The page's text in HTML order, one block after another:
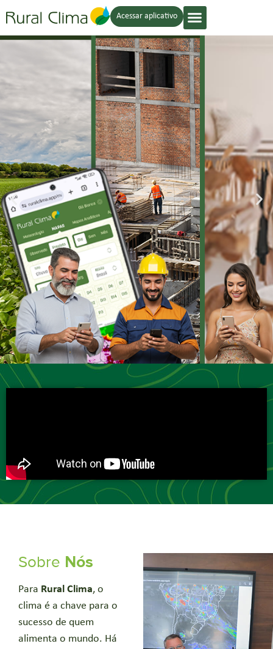
Acessar aplicativo
Sobre Nós
Para Rural Clima, o
clima é a chave para o
sucesso de quem
alimenta o mundo. Há